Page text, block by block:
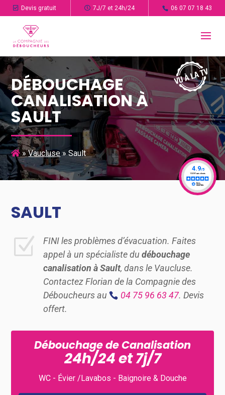
Devis gratuit 7J/7 et 24h/24 06 07 07 18 43
DÉBOUCHAGE
CANALISATION À
SAULT
»Vaucluse»Sault
SAULT
Z
FINI les problèmes d’évacuation. Faites
appel à un spécialiste dudébouchage
canalisation à Sault, dans le Vaucluse.
Contactez Florian de la Compagnie des
Déboucheurs au
04 75 96 63 47. Devis
offert.
Débouchage de Canalisation
24h/24 et 7j/7
WC - Évier /Lavabos - Baignoire & Douche